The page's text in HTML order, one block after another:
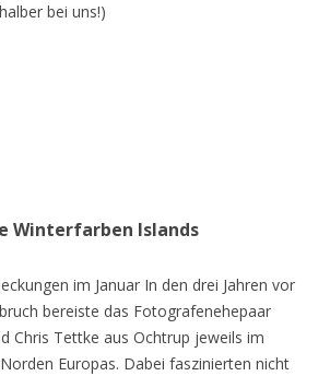
bei uns!)
Winterfarben Islands
im Januar In den drei Jahren vor
bereiste das Fotografenehepaar
Chris Tettke aus Ochtrup jeweils im
Europas. Dabei faszinierten nicht